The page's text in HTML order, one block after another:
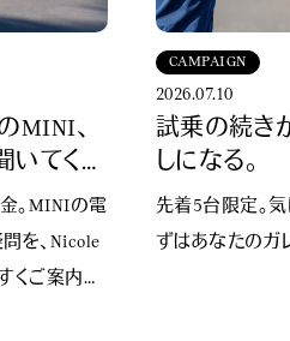
MINI、
いてくだ
。MINIの電
を、Nicole
くご案内し
CAMPAIGN
2026.07.10
試乗の続き
しになる。
先着5台限定。
ずはあなたのガ